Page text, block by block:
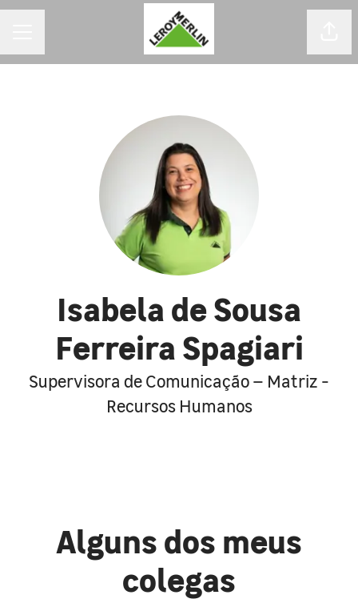
Isabela de Sousa
Ferreira Spagiari
Supervisora de Comunicação – Matriz -
Recursos Humanos
Alguns dos meus
colegas